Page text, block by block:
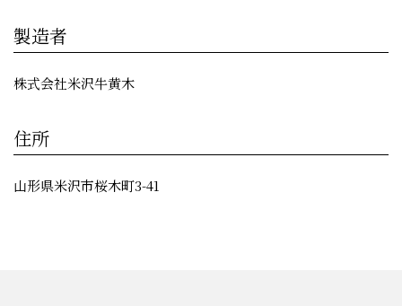
製造者
株式会社米沢牛黄木
住所
山形県米沢市桜木町3-41